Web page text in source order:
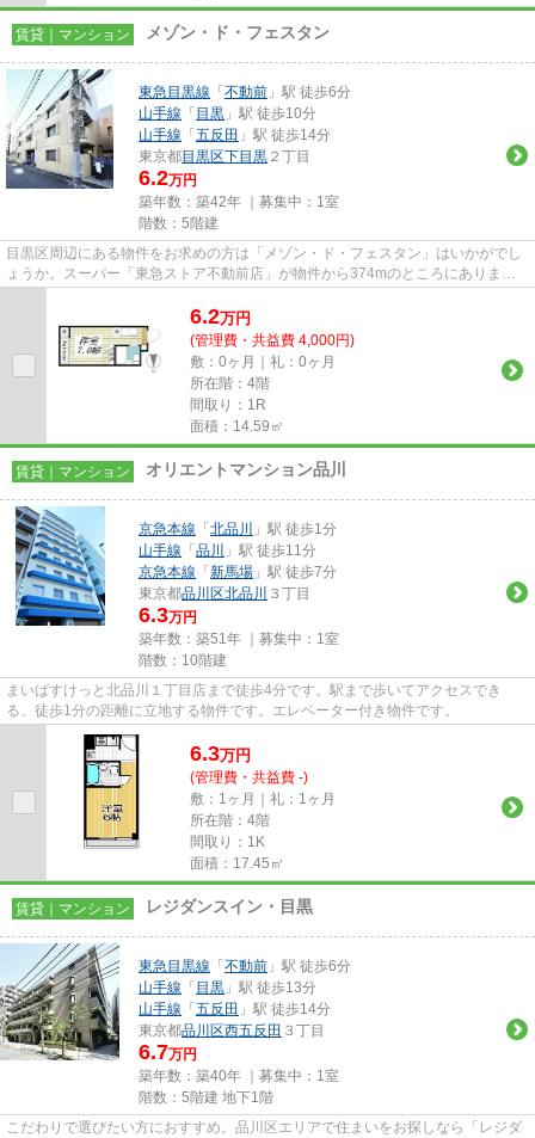
賃貸｜マンション メゾン・ド・フェスタン
東急目黒線 「 不動前 」駅 徒歩6分
山手線 「 目黒 」駅 徒歩10分
山手線 「 五反田 」駅 徒歩14分
東京都目黒区下目黒 ２丁目
6.2万円
築年数：築42年 ｜募集中： 1室
階数：5階建
目黒区周辺にある物件をお求めの方は「メゾン・ド・フェスタン」はいかがでし
ょうか。スーパー「東急ストア不動前店」が物件から374mのところにありま
6.2万円
(管理費・共益費 4,000円)
敷：0ヶ月｜礼：0ヶ月
所在階：4階
間取り：1R
面積：14.59㎡
賃貸｜マンション オリエントマンション品川
京急本線 「 北品川
」駅 徒歩1分
山手線 「 品川
」駅 徒歩11分
京急本線 「 新馬場 」駅 徒歩7分
東京都品川区北品川 ３丁目
6.3万円
築年数：築51年 ｜募集中： 1室
階数：10階建
まいばすけっと北品川１丁目店まで徒歩4分です。駅まで歩いてアクセスでき
る、徒歩1分の距離に立地する物件です。エレベーター付き物件です。
6.3万円
(管理費・共益費 -)
敷：1ヶ月｜礼：1ヶ月
所在階：4階
間取り：1K
面積：17.45㎡
賃貸｜マンション レジダンスイン・目黒
東急目黒線 「 不動前 」駅 徒歩6分
山手線 「 目黒 」駅 徒歩13分
山手線 「 五反田 」駅 徒歩14分
東京都品川区西五反田 ３丁目
6.7万円
築年数：築40年 ｜募集中： 1室
階数：5階建 地下1階
こだわりで選びたい方におすすめ。品川区エリアで住まいをお探しなら「レジダ